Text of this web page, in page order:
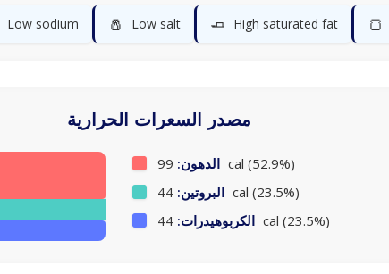
Low sodium 🧂 Low salt 🧈 High saturated fat 🍞
مصدر السعرات الحرارية
الدهون: 99 cal (52.9%)
البروتين: 44 cal (23.5%)
الكربوهيدرات: 44 cal (23.5%)